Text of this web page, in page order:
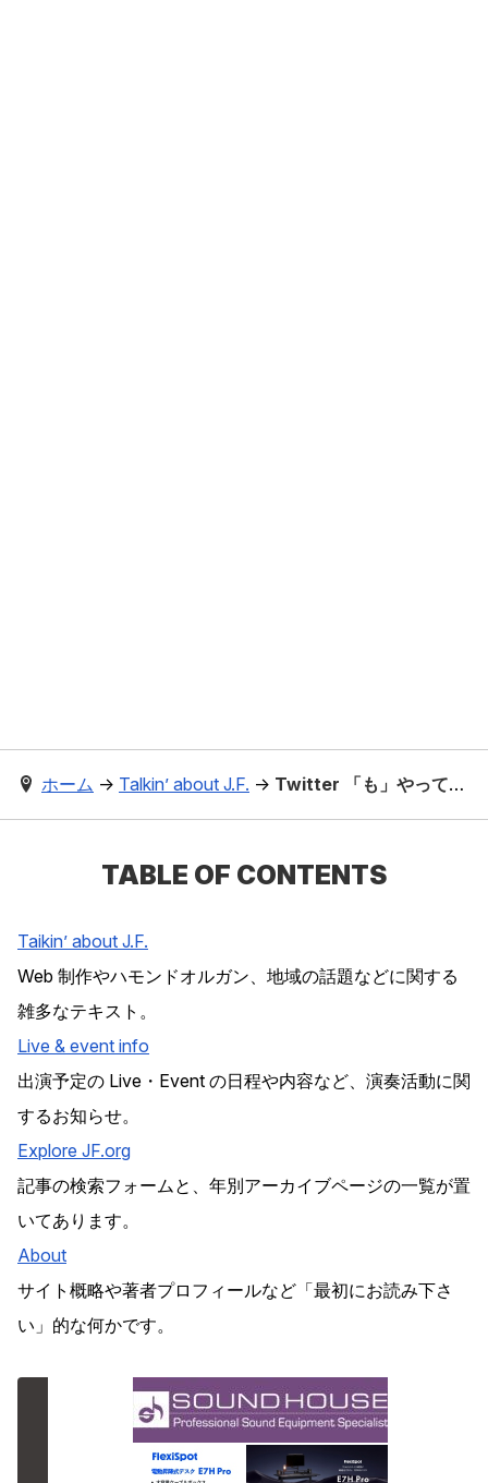
ホーム → Talkin’ about J.F. → Twitter 「も」やってます
TABLE OF CONTENTS
Taikin’ about J.F.
Web 制作やハモンドオルガン、地域の話題などに関する
雑多なテキスト。
Live & event info
出演予定の Live・Event の日程や内容など、演奏活動に関
するお知らせ。
Explore JF.org
記事の検索フォームと、年別アーカイブページの一覧が置
いてあります。
About
サイト概略や著者プロフィールなど「最初にお読み下さ
い」的な何かです。